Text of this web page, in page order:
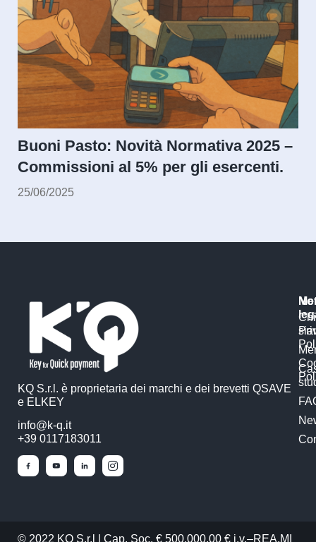
Pasto: Novità Normativa 2025 –
al 5% per gli esercenti.
2025
vita
04/06/
KQ S.r.l. è proprietaria dei marchi e dei brevetti QSAVE
e ELKEY
info@k-q.it
+39 0117183011
Chi
© 2022 KQ S.r.l | Cap. Soc. € 500.000,00 € i.v.–REA.MI